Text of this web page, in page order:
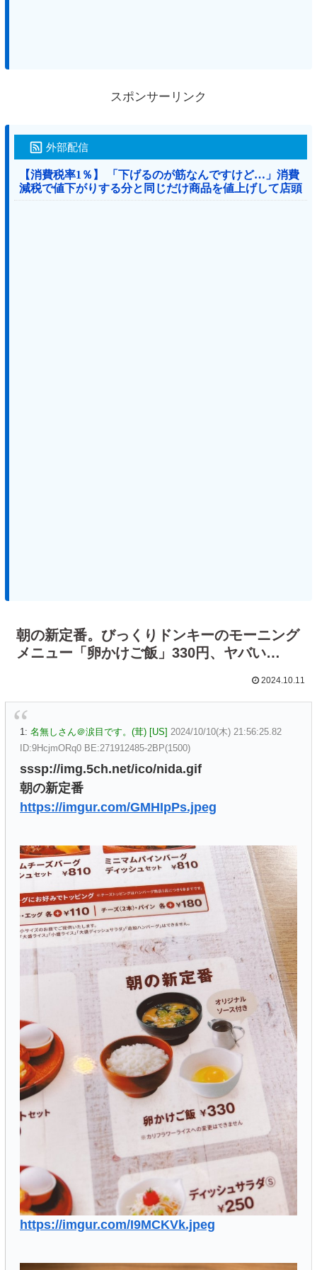
スポンサーリンク
外部配信
【消費税率1％】 「下げるのが筋なんですけど…」消費
減税で値下がりする分と同じだけ商品を値上げして店頭
価格を変えない店も
朝の新定番。びっくりドンキーのモーニング
メニュー「卵かけご飯」330円、ヤバい…
2024.10.11
1: 名無しさん＠涙目です。(茸) [US] 2024/10/10(木) 21:56:25.82
ID:9HcjmORq0 BE:271912485-2BP(1500)
sssp://img.5ch.net/ico/nida.gif
朝の新定番
https://imgur.com/GMHIpPs.jpeg
https://imgur.com/I9MCKVk.jpeg